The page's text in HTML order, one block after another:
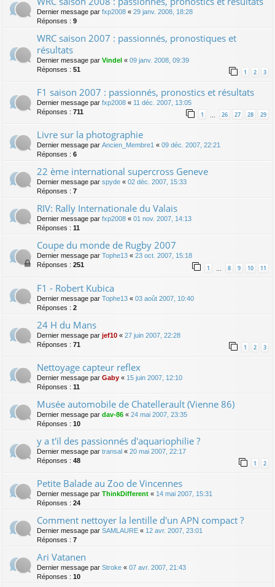
Dernier message par fxp2008 « 29 janv. 2008, 18:28
Réponses : 9
WRC saison 2007 : passionnés, pronostiques et
résultats
Dernier message par Vindel « 09 janv. 2008, 09:39
Réponses : 51 1 2 3
F1 saison 2007 : passionnés, pronostics et résultats
Dernier message par fxp2008 « 11 déc. 2007, 13:05
Réponses : 711 1 … 26 27 28 29
Livre sur la photographie
Dernier message par Ancien_Membre1 « 09 déc. 2007, 22:21
Réponses : 6
22 ème international supercross Geneve
Dernier message par spyde « 02 déc. 2007, 15:33
Réponses : 7
RIV: Rally Internationale du Valais
Dernier message par fxp2008 « 01 nov. 2007, 14:13
Réponses : 11
Coupe du monde de Rugby 2007
Dernier message par Tophe13 « 23 oct. 2007, 15:18
Réponses : 251 1 8 9 10 11
F1 - Robert Kubica
Dernier message par Tophe13 « 03 août 2007, 10:40
Réponses : 2
24 H du Mans
Dernier message par jef10 « 27 juin 2007, 22:28
Réponses : 71 1 2 3
Nettoyage capteur reflex
Dernier message par Gaby « 15 juin 2007, 12:10
Réponses : 11
Musée automobile de Chatellerault (Vienne 86)
Dernier message par dav-86 « 24 mai 2007, 23:35
Réponses : 10
y a t'il des passionnés d'aquariophilie ?
Dernier message par transal « 20 mai 2007, 22:17
Réponses : 48 1 2
Petite Balade au Zoo de Vincennes
Dernier message par ThinkDifferent « 14 mai 2007, 15:31
Réponses : 24
Comment nettoyer la lentille d'un APN compact ?
Dernier message par SAMLAURE « 12 avr. 2007, 23:01
Réponses : 7
Ari Vatanen
Dernier message par Stroke « 07 avr. 2007, 21:43
Réponses : 10